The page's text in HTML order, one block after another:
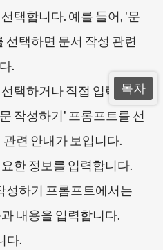
택합니다. 예를 들어, '문
선택하면 문서 작성 관련
.
택하거나 직접 입력합니
작성하기' 프롬프트를 선
련 안내가 보입니다.
한 정보를 입력합니다.
성하기 프롬프트에서는
내용을 입력합니다.
다.
목차